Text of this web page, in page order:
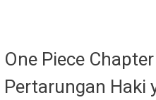
One Piece
Pertarungan Haki